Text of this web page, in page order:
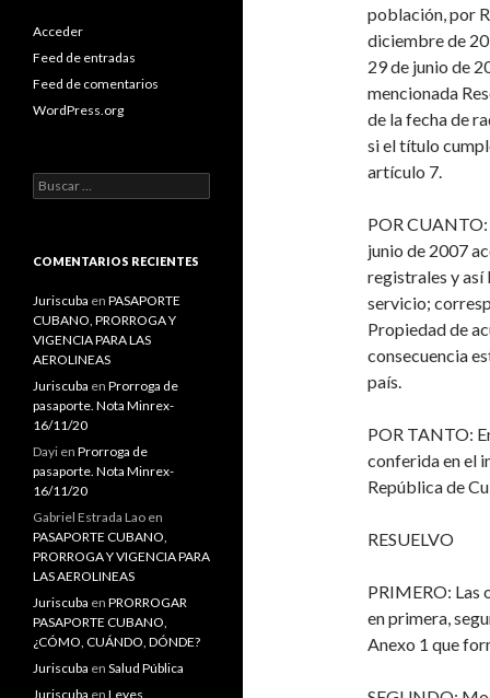
población, por
diciembre de
29 de junio de
mencionada
de la fecha de
si el título
artículo 7.
POR CUANTO
junio de 2007
registrales y
servicio;
Propiedad de
consecuencia
país.
POR TANTO:
conferida en el
República de
RESUELVO
PRIMERO: Las
en primera,
Anexo 1 que
Acceder
Feed de entradas
Feed de comentarios
WordPress.org
B
u
a
:
COMENTARIOS RECIENTES
Juriscuba en PASAPORTE
CUBANO, PRORROGA Y
VIGENCIA PARA LAS
AEROLINEAS
Juriscuba en Prorroga de
pasaporte. Nota Minrex-
16/11/20
Dayi en Prorroga de
pasaporte. Nota Minrex-
16/11/20
Gabriel Estrada Lao en
PASAPORTE CUBANO,
PRORROGA Y VIGENCIA PARA
LAS AEROLINEAS
Juriscuba en PRORROGAR
PASAPORTE CUBANO,
¿CÓMO, CUÁNDO, DÓNDE?
Juriscuba en Salud Pública
Juriscuba en Leyes